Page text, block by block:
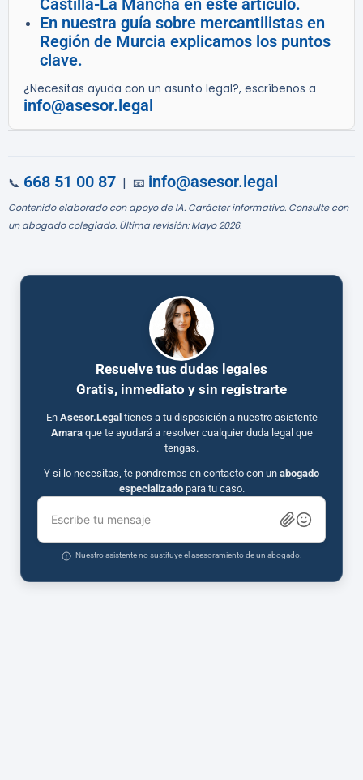
Castilla-La Mancha en este artículo.
En nuestra guía sobre mercantilistas en
Región de Murcia explicamos los puntos
clave.
¿Necesitas ayuda con un asunto legal?, escríbenos a
info@asesor.legal
📞 668 51 00 87 | 📧 info@asesor.legal
Contenido elaborado con apoyo de IA. Carácter informativo. Consulte con
un abogado colegiado. Última revisión: Mayo 2026.
Resuelve tus dudas legales
Gratis, inmediato y sin registrarte
En Asesor.Legal tienes a tu disposición a nuestro asistente
Amaraque te ayudará a resolver cualquier duda legal que
tengas.
Y si lo necesitas, te pondremos en contacto con un abogado
especializadopara tu caso.
Escribe tu mensaje
Nuestro asistente no sustituye el asesoramiento de un abogado.